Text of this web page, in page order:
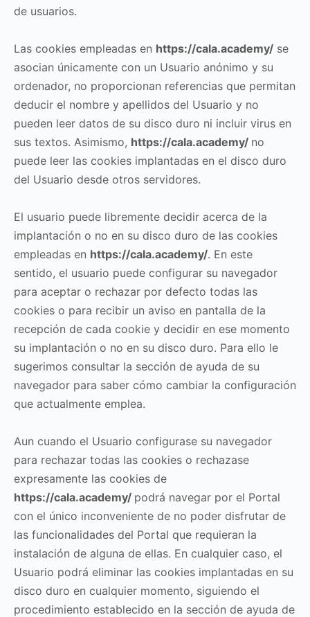
de usuarios.
Las cookies empleadas en https://cala.academy/ se
asocian únicamente con un Usuario anónimo y su
ordenador, no proporcionan referencias que permitan
deducir el nombre y apellidos del Usuario y no
pueden leer datos de su disco duro ni incluir virus en
sus textos. Asimismo, https://cala.academy/ no
puede leer las cookies implantadas en el disco duro
del Usuario desde otros servidores.
El usuario puede libremente decidir acerca de la
implantación o no en su disco duro de las cookies
empleadas en https://cala.academy/. En este
sentido, el usuario puede configurar su navegador
para aceptar o rechazar por defecto todas las
cookies o para recibir un aviso en pantalla de la
recepción de cada cookie y decidir en ese momento
su implantación o no en su disco duro. Para ello le
sugerimos consultar la sección de ayuda de su
navegador para saber cómo cambiar la configuración
que actualmente emplea.
Aun cuando el Usuario configurase su navegador
para rechazar todas las cookies o rechazase
expresamente las cookies de
https://cala.academy/ podrá navegar por el Portal
con el único inconveniente de no poder disfrutar de
las funcionalidades del Portal que requieran la
instalación de alguna de ellas. En cualquier caso, el
Usuario podrá eliminar las cookies implantadas en su
disco duro en cualquier momento, siguiendo el
procedimiento establecido en la sección de ayuda de